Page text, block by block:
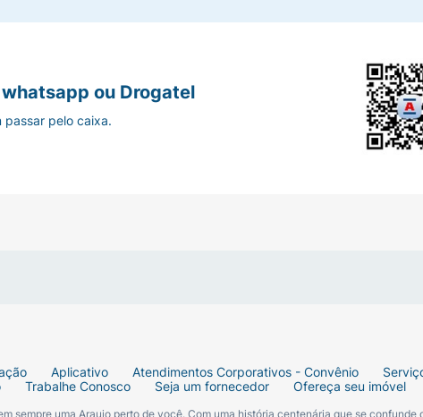
Aplicativo Atendimentos Corporativos - Convênio
Trabalhe Conosco Seja um fornecedor Ofereça seu imóvel
sempre uma Araujo perto de você. Com uma história centenária que se
ou Drogatel
passar pelo caixa.